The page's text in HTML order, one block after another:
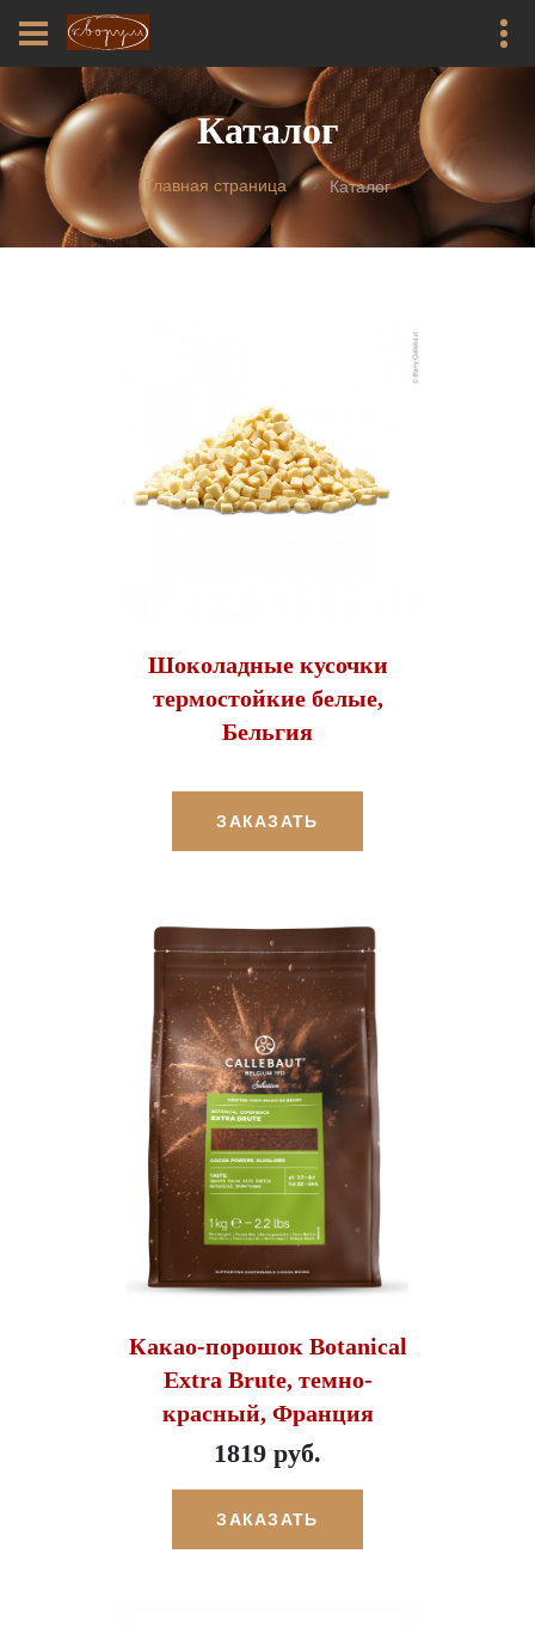
Каталог
Главная страница Каталог
Шоколадные кусочки
термостойкие белые,
Бельгия
ЗАКАЗАТЬ
Какао-порошок Botanical
Extra Brute, темно-
красный, Франция
1819 руб.
ЗАКАЗАТЬ